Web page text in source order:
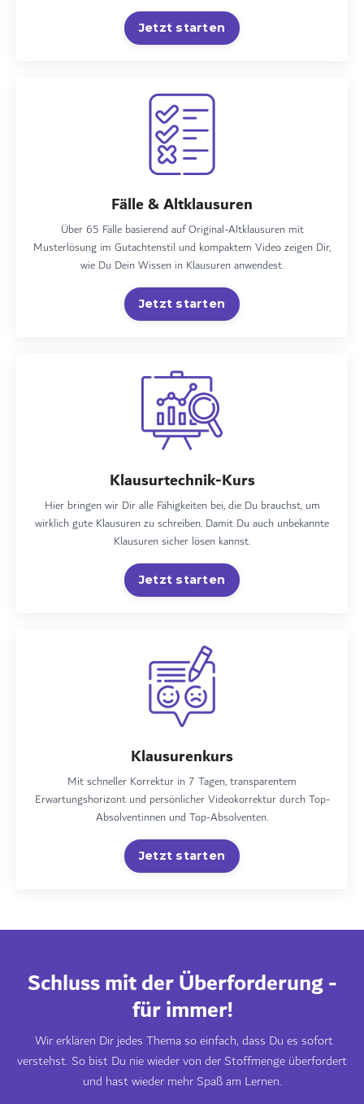
Jetzt starten
Fälle & Altklausuren
Über 65 Fälle basierend auf Original-Altklausuren mit
Musterlösung im Gutachtenstil und kompaktem Video zeigen Dir,
wie Du Dein Wissen in Klausuren anwendest.
Jetzt starten
Klausurtechnik-Kurs
Hier bringen wir Dir alle Fähigkeiten bei, die Du brauchst, um
wirklich gute Klausuren zu schreiben. Damit Du auch unbekannte
Klausuren sicher lösen kannst.
Jetzt starten
Klausurenkurs
Mit schneller Korrektur in 7 Tagen, transparentem
Erwartungshorizont und persönlicher Videokorrektur durch Top-
Absolventinnen und Top-Absolventen.
Jetzt starten
Schluss mit der Überforderung -
für immer!
Wir erklären Dir jedes Thema so einfach, dass Du es sofort
verstehst. So bist Du nie wieder von der Stoffmenge überfordert
und hast wieder mehr Spaß am Lernen.